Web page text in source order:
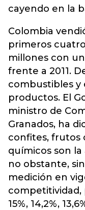
cayendo en la
Colombia
primeros
millones con
frente a 2011.
combustibles y
productos. El
ministro de
Granados, ha
confites, frutos
químicos son
no obstante,
medición en
competitividad,
15%, 14,2%,